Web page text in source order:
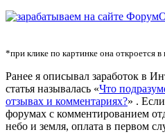
*при клике по картинке она откроется
Ранее я описывал заработок в
статья называлась «Что
отзывах и комментариях?» .
форумах с комментированием
небо и земля, оплата в первом